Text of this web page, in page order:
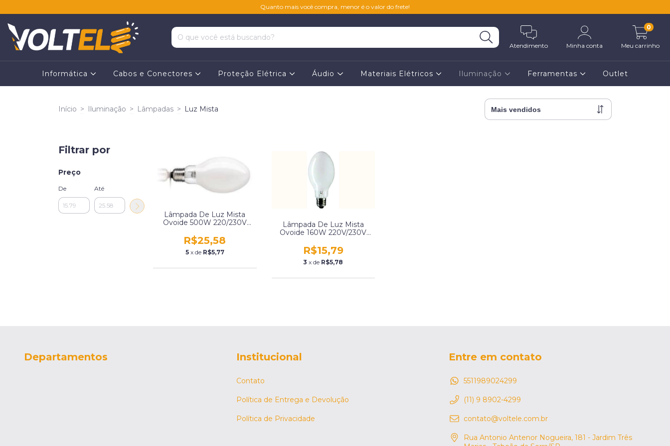
Quanto mais você compra, menor é o valor do frete!
Atendimento Minha conta Meu carrinho
0
Informática Cabos e Conectores Proteção Elétrica Áudio Materiais Elétricos Iluminação Ferramentas Outlet
Início > Iluminação > Lâmpadas > Luz Mista
Filtrar por
Preço
De Até
Lâmpada De Luz Mista
Ovoide 500W 220/230V
Iluminação Msl500W
R$25,58
5 x de R$5,77
Lâmpada De Luz Mista
Ovoide 160W 220V/230V
Iluminação Msl160W
R$15,79
3 x de R$5,78
Departamentos Institucional
Contato
Política de Entrega e Devolução
Política de Privacidade
Entre em contato
5511989024299
(11) 9 8902-4299
contato@voltele.com.br
Rua Antonio Antenor Nogueira, 181 - Jardim Três